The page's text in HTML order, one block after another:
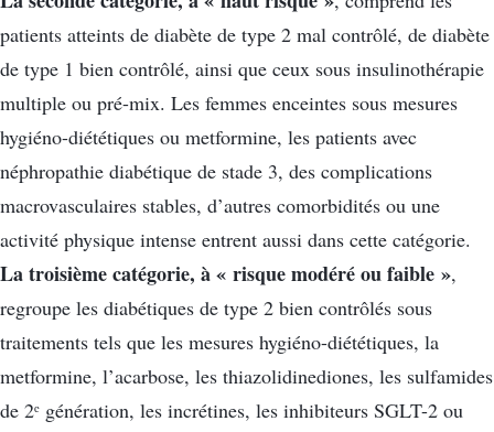
patients atteints de diabète de type 2 mal contrôlé, de diabète
de type 1 bien contrôlé, ainsi que ceux sous insulinothérapie
multiple ou pré-mix. Les femmes enceintes sous mesures
hygiéno-diététiques ou metformine, les patients avec
néphropathie diabétique de stade 3, des complications
macrovasculaires stables, d’autres comorbidités ou une
activité physique intense entrent aussi dans cette catégorie.
La troisième catégorie, à « risque modéré ou faible »,
regroupe les diabétiques de type 2 bien contrôlés sous
traitements tels que les mesures hygiéno-diététiques, la
metformine, l’acarbose, les thiazolidinediones, les sulfamides
de 2ᵉ génération, les incrétines, les inhibiteurs SGLT-2 ou